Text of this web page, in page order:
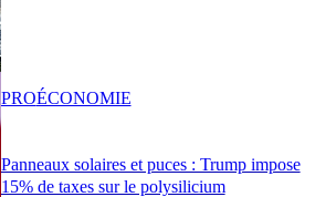
Panneaux solaires et puces : Trump impose
15% de taxes sur le polysilicium
PROÉCONOMIE